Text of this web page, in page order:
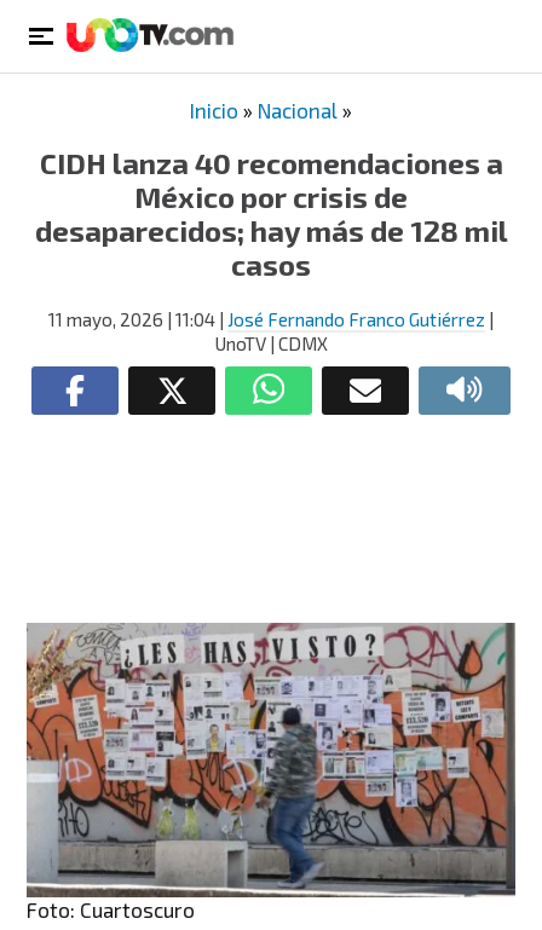
Inicio » Nacional »
CIDH lanza 40 recomendaciones a
México por crisis de
desaparecidos; hay más de 128 mil
casos
11 mayo, 2026 | 11:04 | José Fernando Franco Gutiérrez |
UnoTV | CDMX
Foto: Cuartoscuro